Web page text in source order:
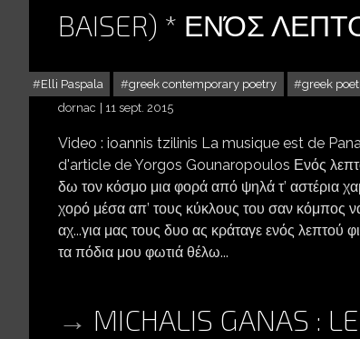
BAISER) * ΕΝΌΣ
Elli Paspala greek contemporary poetry greek
dornac
11 sept. 2015
Video : ioannis tzilinis La musique est de
d'article de Yorgos Gounaropoulos Ενός λεπτού
δω τον κόσμο μια φορά από ψηλά τ’ αστέρια
χορό μέσα απ’ τους κύκλους του σαν
αχ...για μας τους δυο ας κράταγε ενός λεπτού
τα πόδια μου φωτιά θέλω...
MICHALIS GANAS :